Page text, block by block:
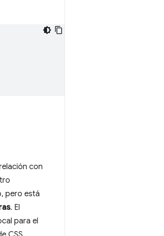
con
pero está
. El
para el